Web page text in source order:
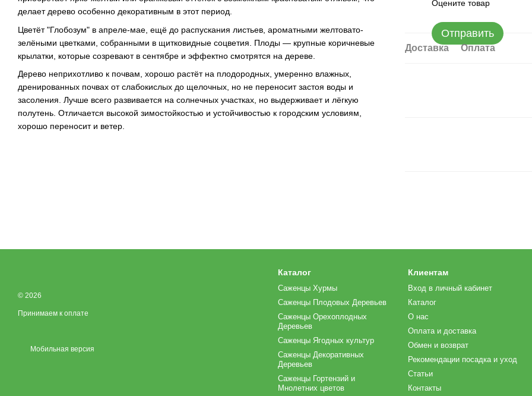
делает дерево особенно декоративным в этот период.
Цветёт "Глобозум" в апреле-мае, ещё до распускания листьев, ароматными желтовато-
зелёными цветками, собранными в щитковидные соцветия. Плоды — крупные коричневые
крылатки, которые созревают в сентябре и эффектно смотрятся на дереве.
Дерево неприхотливо к почвам, хорошо растёт на плодородных, умеренно влажных,
дренированных почвах от слабокислых до щелочных, но не переносит застоя воды и
засоления. Лучше всего развивается на солнечных участках, но выдерживает и лёгкую
полутень. Отличается высокой зимостойкостью и устойчивостью к городским условиям,
хорошо переносит и ветер.
Оцените товар
Отправить
Доставка Оплата
© 2026
Принимаем к оплате
Мобильная версия
Каталог
Саженцы Хурмы
Саженцы Плодовых Деревьев
Саженцы Орехоплодных
Деревьев
Саженцы Ягодных культур
Саженцы Декоративных
Деревьев
Саженцы Гортензий и
Мнолетних цветов
Клиентам
Вход в личный кабинет
Каталог
О нас
Оплата и доставка
Обмен и возврат
Рекомендации посадка и уход
Статьи
Контакты